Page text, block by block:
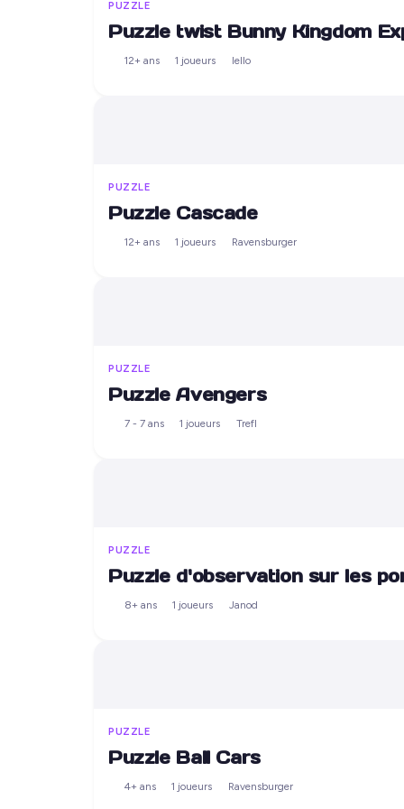
PUZZLE
Puzzle twist Bunny Kingdom
12+ ans 1 joueurs Iello
PUZZLE
Puzzle Cascade
12+ ans 1 joueurs Ravensburger
PUZZLE
Puzzle Avengers
7 - 7 ans 1 joueurs Trefl
PUZZLE
Puzzle d'observation sur les
8+ ans 1 joueurs Janod
PUZZLE
Puzzle Ball Cars
4+ ans 1 joueurs Ravensburger